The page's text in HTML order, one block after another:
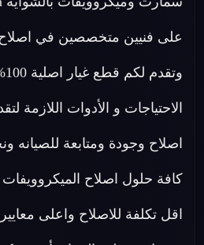
الاحتياجات و الأدوات اللازمة
اصلاح وجودة ومتابعة للصيانه
كافة حلول اصلاح
اقل تكلفة للاصلاح واعلى